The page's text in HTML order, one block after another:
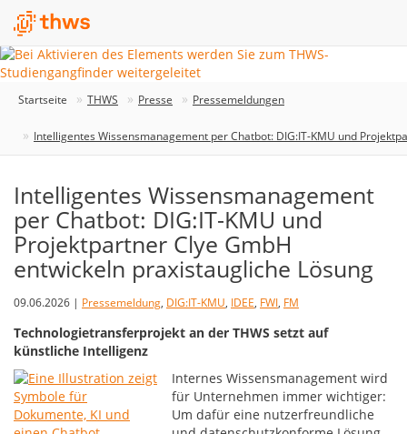
Startseite THWS Presse Pressemeldungen
Intelligentes Wissensmanagement per Chatbot: DIG:IT-KMU und
Intelligentes Wissensmanagement
per Chatbot: DIG:IT-KMU und
Projektpartner Clye GmbH
entwickeln praxistaugliche Lösung
09.06.2026 | Pressemeldung, DIG:IT-KMU, IDEE, FWI, FM
Technologietransferprojekt an der THWS setzt auf
künstliche Intelligenz
Internes Wissensmanagement wird
für Unternehmen immer wichtiger:
Um dafür eine nutzerfreundliche